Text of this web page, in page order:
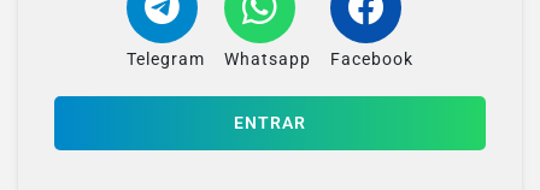
Telegram Whatsapp Facebook
ENTRAR